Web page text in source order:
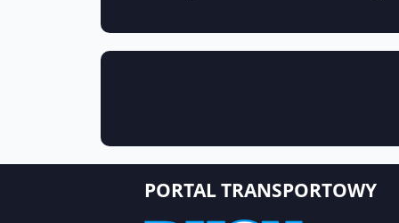
PORTAL TRANSPORTOWY